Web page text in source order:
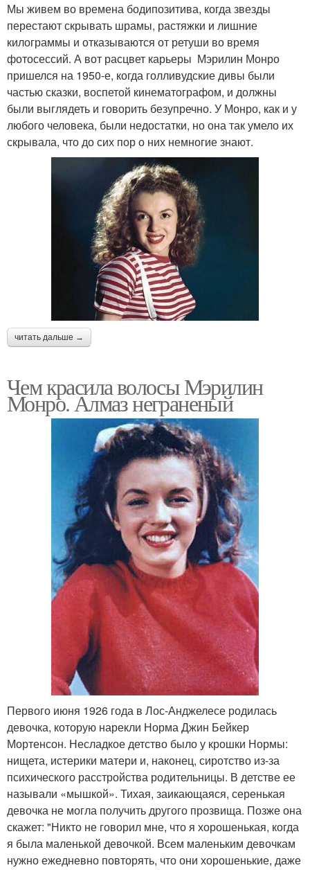
Мы живем во времена бодипозитива, когда звезды
перестают скрывать шрамы, растяжки и лишние
килограммы и отказываются от ретуши во время
фотосессий. А вот расцвет карьеры Мэрилин Монро
пришелся на 1950-е, когда голливудские дивы были
частью сказки, воспетой кинематографом, и должны
были выглядеть и говорить безупречно. У Монро, как и у
любого человека, были недостатки, но она так умело их
скрывала, что до сих пор о них немногие знают.
читать дальше →
Чем красила волосы Мэрилин
Монро. Алмаз неграненый
Первого июня 1926 года в Лос-Анджелесе родилась
девочка, которую нарекли Норма Джин Бейкер
Мортенсон. Несладкое детство было у крошки Нормы:
нищета, истерики матери и, наконец, сиротство из-за
психического расстройства родительницы. В детстве ее
называли «мышкой». Тихая, заикающаяся, серенькая
девочка не могла получить другого прозвища. Позже она
скажет: "Никто не говорил мне, что я хорошенькая, когда
я была маленькой девочкой. Всем маленьким девочкам
нужно ежедневно повторять, что они хорошенькие, даже